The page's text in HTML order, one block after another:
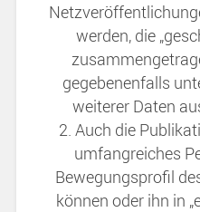
werden, die
gegebenenfalls
weiterer Daten
2. Auch die
umfangreiches
Bewegungsprofil
können oder ihn in